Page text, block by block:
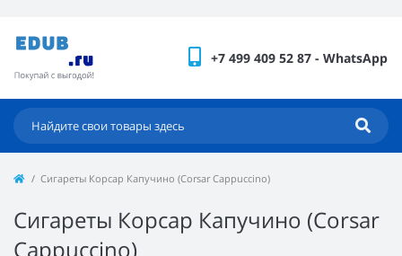
+7 499 409 52 87 - WhatsApp
Сигареты Корсар Капучино (Corsar Cappuccino)
Сигареты Корсар Капучино (Corsar
Cappuccino)